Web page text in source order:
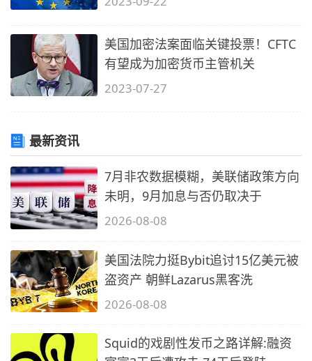
美国加密法案面临关键投票！CFTC
有望成为加密货币主管机关
2023-07-27
最新资讯
7月非农数据模糊，美联储政策方向
未明，9月加息与否仍取决于
2026-08-08
美国法院力挺Bybit追讨15亿美元被
盗资产 朝鲜Lazarus黑客洗
2026-08-08
Squid的戏剧性发币之路详解:融资